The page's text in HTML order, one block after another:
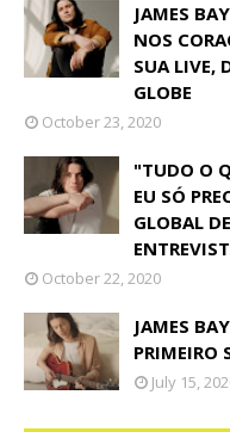
JAMES
NOS
SUA LIVE,
GLOBE
October 23, 2020
"TUDO O
EU SÓ
GLOBAL
October 22, 2020
JAMES
PRIMEIRO
July 15,